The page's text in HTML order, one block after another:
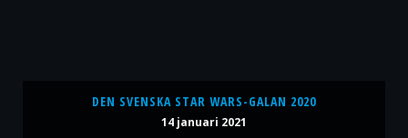
DEN SVENSKA STAR WARS-GALAN 2020
14 januari 2021